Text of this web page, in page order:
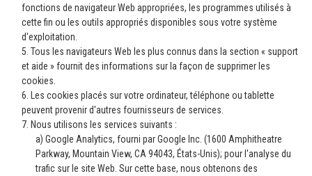
fonctions de navigateur Web appropriées, les programmes utilisés à
cette fin ou les outils appropriés disponibles sous votre système
d'exploitation.
5. Tous les navigateurs Web les plus connus dans la section « support
et aide » fournit des informations sur la façon de supprimer les
cookies.
6. Les cookies placés sur votre ordinateur, téléphone ou tablette
peuvent provenir d'autres fournisseurs de services.
7. Nous utilisons les services suivants :
a) Google Analytics, fourni par Google Inc. (1600 Amphitheatre
Parkway, Mountain View, CA 94043, États-Unis); pour l'analyse du
trafic sur le site Web. Sur cette base, nous obtenons des